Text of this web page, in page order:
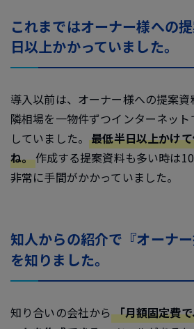
これまではオーナー様への
日以上かかっていました。
導入以前は、オーナー様への提案
隣相場を一物件ずつインターネッ
していました。最低半日以上かけ
ね。作成する提案資料も多い時は
非常に手間がかかっていました。
知人からの紹介で『オーナ
を知りました。
知り合いの会社から「月額固定費